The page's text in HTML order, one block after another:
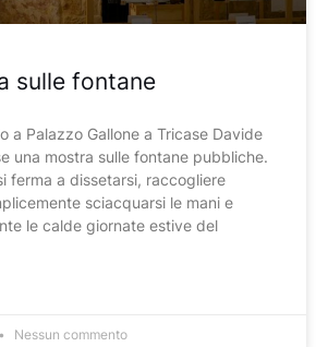
sulle fontane
a Palazzo Gallone a Tricase Davide
una mostra sulle fontane pubbliche.
ferma a dissetarsi, raccogliere
sciacquarsi le mani e
le calde giornate estive del
Nessun commento